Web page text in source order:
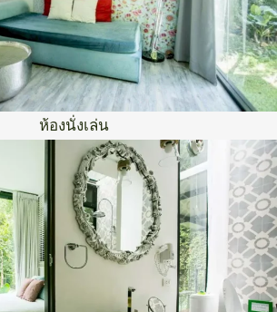
ห้องนั่งเล่น